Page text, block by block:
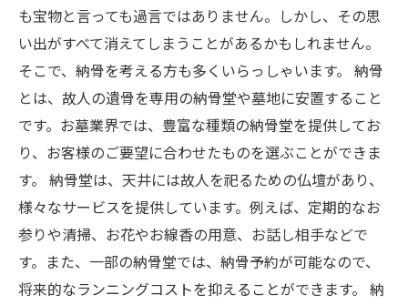
も宝物と言っても過言ではありません。しかし、その思
い出がすべて消えてしまうことがあるかもしれません。
そこで、納骨を考える方も多くいらっしゃいます。 納骨
とは、故人の遺骨を専用の納骨堂や墓地に安置すること
です。お墓業界では、豊富な種類の納骨堂を提供してお
り、お客様のご要望に合わせたものを選ぶことができま
す。 納骨堂は、天井には故人を祀るための仏壇があり、
様々なサービスを提供しています。例えば、定期的なお
参りや清掃、お花やお線香の用意、お話し相手などで
す。また、一部の納骨堂では、納骨予約が可能なので、
将来的なランニングコストを抑えることができます。 納